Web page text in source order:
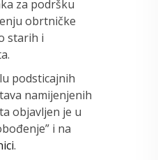
za podršku
obrtničke
starih i
podsticajnih
namijenjenih
objavljen je u
i na
.